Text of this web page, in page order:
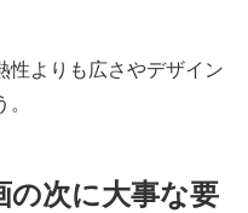
性よりも広さやデザイン
の次に大事な要